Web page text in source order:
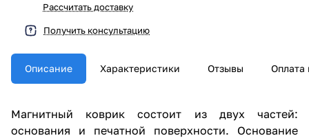
Рассчитать доставку
Получить консультацию
Описание Характеристики Отзывы Оплата
Магнитный коврик состоит из двух частей:
основания и печатной поверхности. Основание